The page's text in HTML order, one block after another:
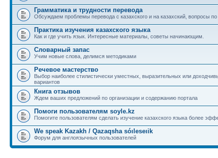
Грамматика и трудности перевода
Обсуждаем проблемы перевода с казахского и на казахский, вопросы
Практика изучения казахского языка
Как и где учить язык. Интересные материалы, советы начинающим.
Словарный запас
Учим новые слова, делимся методиками
Речевое мастерство
Выбор наиболее стилистически уместных, выразительных или
вариантов
Книга отзывов
Ждем ваших предложений по организации и содержанию портала
Помоги пользователям soyle.kz
Помогите пользователям сделать изучение казахского языка более
We speak Kazakh / Qazaqsha sóıleseıik
Форум для англоязычных пользователей